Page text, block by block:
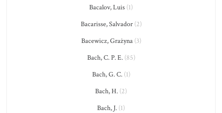
Bacalov, Luis (1)
Bacarisse, Salvador(2)
Bacewicz, Grażyna(3)
Bach, C. P. E.(85)
Bach, G. C.(1)
Bach, H. (2)
Bach, J. (1)